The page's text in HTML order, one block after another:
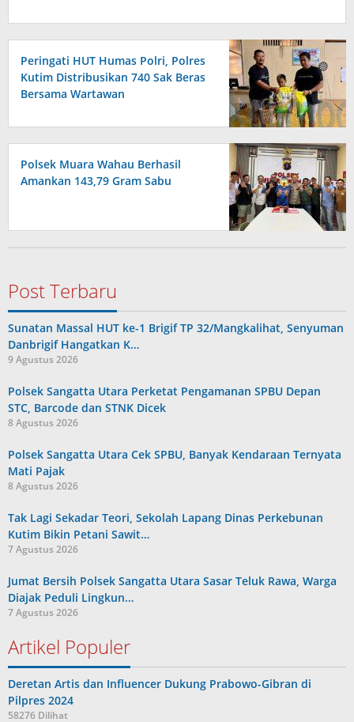
Peringati HUT Humas Polri, Polres
Kutim Distribusikan 740 Sak Beras
Bersama Wartawan
Polsek Muara Wahau Berhasil
Amankan 143,79 Gram Sabu
Post Terbaru
Sunatan Massal HUT ke-1 Brigif TP 32/Mangkalihat, Senyuman
Danbrigif Hangatkan K…
9 Agustus 2026
Polsek Sangatta Utara Perketat Pengamanan SPBU Depan
STC, Barcode dan STNK Dicek
8 Agustus 2026
Polsek Sangatta Utara Cek SPBU, Banyak Kendaraan Ternyata
Mati Pajak
8 Agustus 2026
Tak Lagi Sekadar Teori, Sekolah Lapang Dinas Perkebunan
Kutim Bikin Petani Sawit…
7 Agustus 2026
Jumat Bersih Polsek Sangatta Utara Sasar Teluk Rawa, Warga
Diajak Peduli Lingkun…
7 Agustus 2026
Artikel Populer
Deretan Artis dan Influencer Dukung Prabowo-Gibran di
Pilpres 2024
58276 Dilihat